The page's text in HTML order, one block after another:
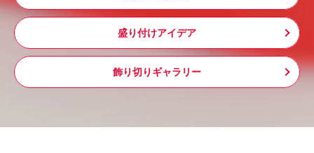
盛り付けアイデア
飾り切りギャラリー